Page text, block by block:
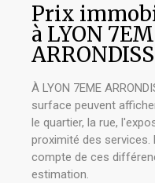
Prix
à LYON
À LYON 7EME
surface peuvent
le quartier, la rue,
proximité des services.
compte de ces
estimation.